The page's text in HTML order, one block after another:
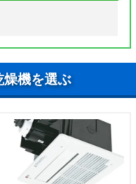
燥機を選ぶ